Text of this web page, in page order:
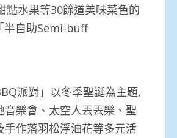
點水果等30餘道美味菜色的
「半自助Semi-buff
派對」以冬季聖誕為主題,
音樂會、太空人丟丟樂、聖
手作落羽松浮油花等多元活